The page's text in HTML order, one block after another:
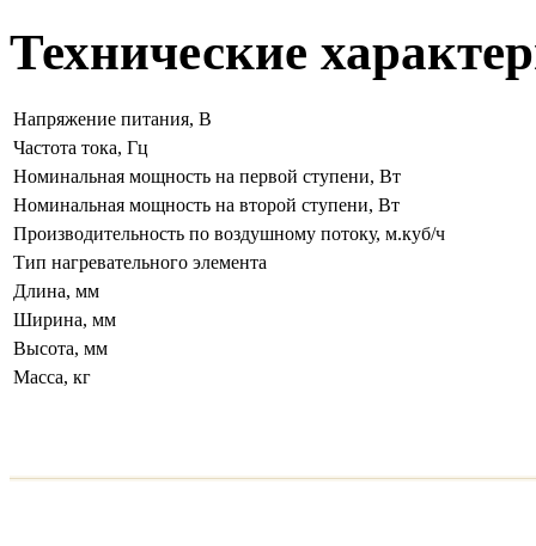
Технические
Напряжение питания, В
Частота тока, Гц
Номинальная мощность на первой ступени, Вт
Номинальная мощность на второй ступени, Вт
Производительность по воздушному потоку, м.куб/ч
Тип нагревательного элемента
Длина, мм
Ширина, мм
Высота, мм
Масса, кг